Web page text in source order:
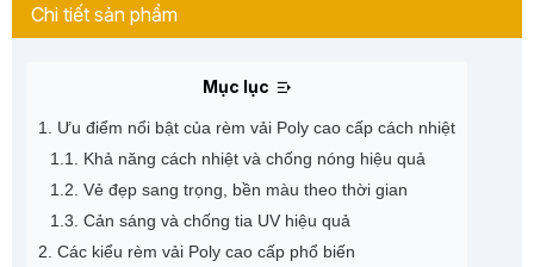
Chi tiết sản phẩm
Mục lục
1. Ưu điểm nổi bật của rèm vải Poly cao cấp cách nhiệt
1.1. Khả năng cách nhiệt và chống nóng hiệu quả
1.2. Vẻ đẹp sang trọng, bền màu theo thời gian
1.3. Cản sáng và chống tia UV hiệu quả
2. Các kiểu rèm vải Poly cao cấp phổ biến